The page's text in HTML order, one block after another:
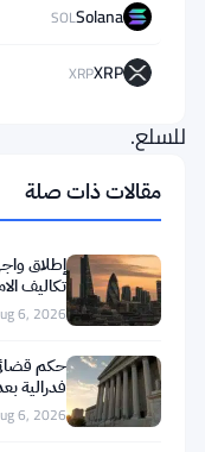
أسواق
العقود
الآجلة
للسلع.
فتحت
السلوك
المالي
تحقيقًا
رسميًا
في
Solana
SOL
XRP
XRP
مقالات ذات صلة
تكاليف الامتثال لـ
6, 2026
فدرالية
6, 2026